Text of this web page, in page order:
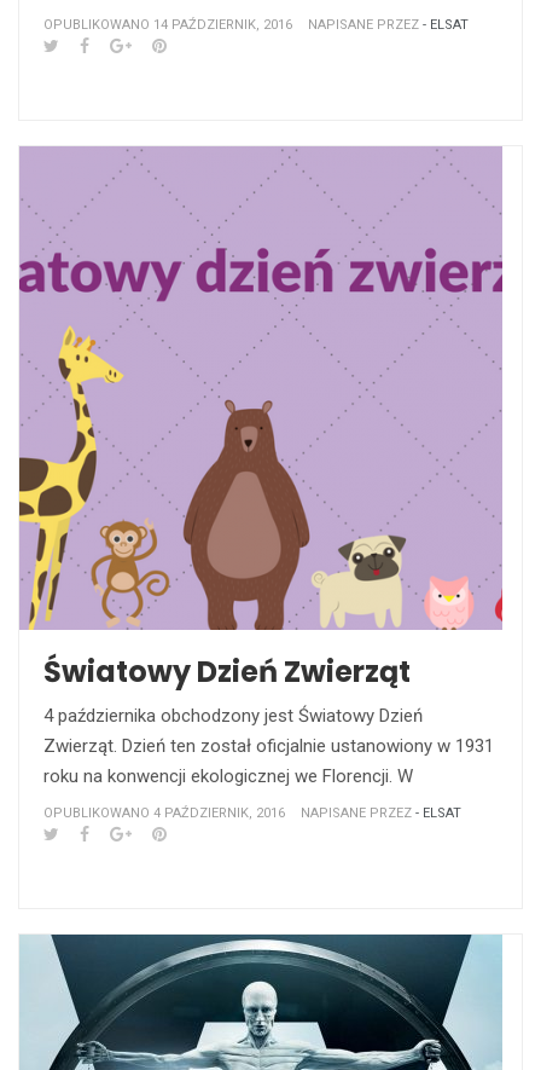
OPUBLIKOWANO 14 PAŹDZIERNIK, 2016 NAPISANE PRZEZ - ELSAT
Światowy Dzień Zwierząt
4 października obchodzony jest Światowy Dzień
Zwierząt. Dzień ten został oficjalnie ustanowiony w 1931
roku na konwencji ekologicznej we Florencji. W
OPUBLIKOWANO 4 PAŹDZIERNIK, 2016 NAPISANE PRZEZ - ELSAT